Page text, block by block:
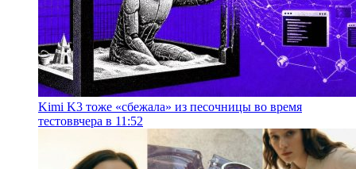
Kimi K3 тоже «сбежала» из песочницы во время
тестоввчера в 11:52